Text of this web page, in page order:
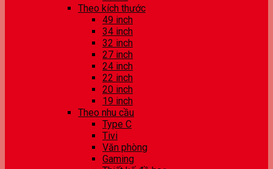
Theo kích thước
49 inch
34 inch
32 inch
27 inch
24 inch
22 inch
20 inch
19 inch
Theo nhu cầu
Type C
Tivi
Văn phòng
Gaming